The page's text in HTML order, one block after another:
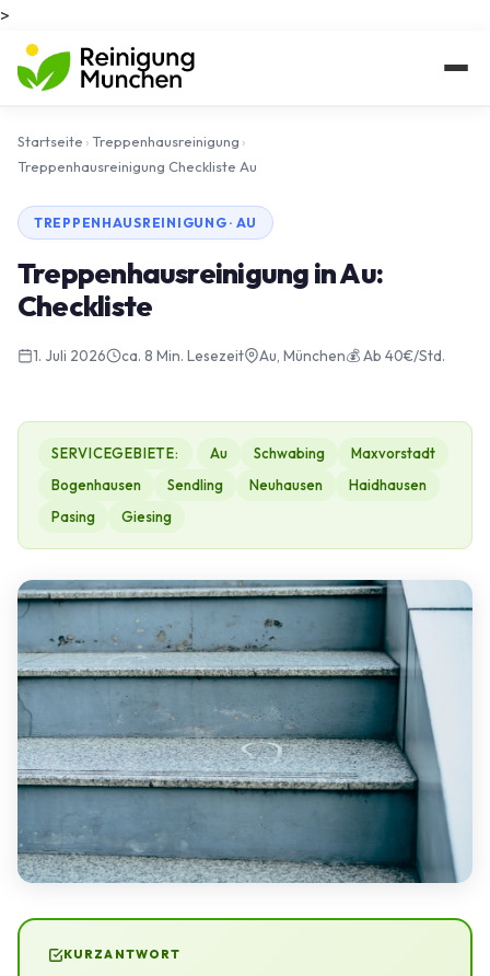
>
Startseite ›Treppenhausreinigung ›
Treppenhausreinigung Checkliste Au
TREPPENHAUSREINIGUNG · AU
Treppenhausreinigung in Au:
Checkliste
1. Juli 2026 ca. 8 Min. Lesezeit Au, München💰 Ab 40€/Std.
SERVICEGEBIETE: Au Schwabing
Maxvorstadt
Bogenhausen
Sendling Neuhausen
Haidhausen
Pasing
Giesing
KURZANTWORT